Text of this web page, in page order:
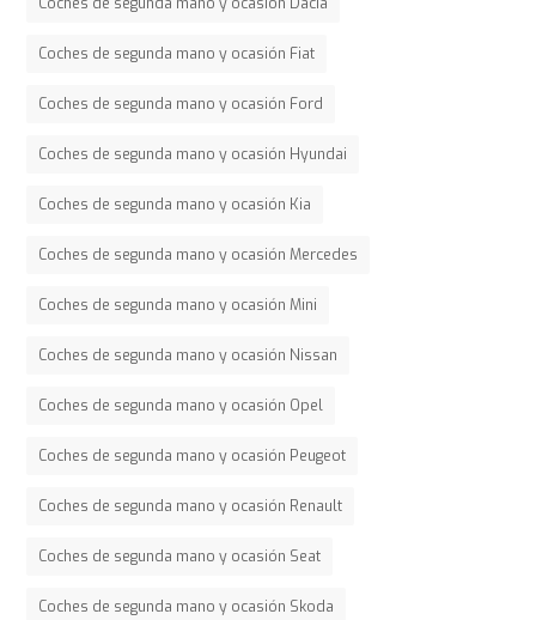
Coches de segunda mano y ocasión Dacia
Coches de segunda mano y ocasión Fiat
Coches de segunda mano y ocasión Ford
Coches de segunda mano y ocasión Hyundai
Coches de segunda mano y ocasión Kia
Coches de segunda mano y ocasión Mercedes
Coches de segunda mano y ocasión Mini
Coches de segunda mano y ocasión Nissan
Coches de segunda mano y ocasión Opel
Coches de segunda mano y ocasión Peugeot
Coches de segunda mano y ocasión Renault
Coches de segunda mano y ocasión Seat
Coches de segunda mano y ocasión Skoda